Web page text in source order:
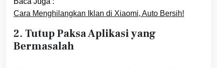
Cara Menghilangkan Iklan di Xiaomi, Auto Bersih!
2. Tutup Paksa Aplikasi yang
Bermasalah